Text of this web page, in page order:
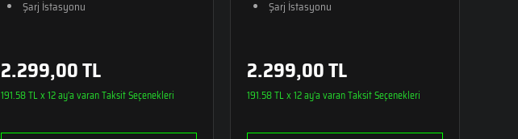
Şarj İstasyonu
2.299,00 TL
191.58 TL x 12 ay'a varan Taksit Seçenekleri
Şarj İstasyonu
2.299,00 TL
191.58 TL x 12 ay'a varan Taksit Seçenekleri